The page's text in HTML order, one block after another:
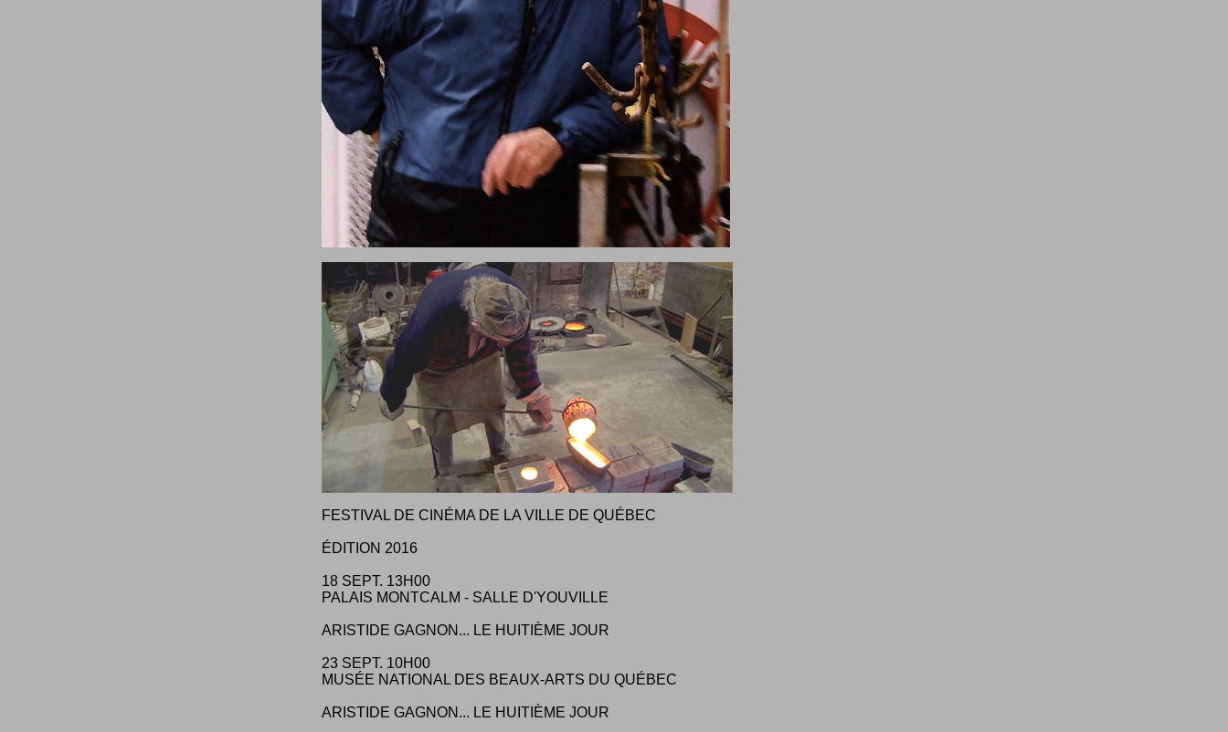
FESTIVAL DE CINÉMA DE LA VILLE DE QUÉBEC
ÉDITION 2016
18 SEPT. 13H00
PALAIS MONTCALM - SALLE D'YOUVILLE
ARISTIDE GAGNON... LE HUITIÈME JOUR
23 SEPT. 10H00
MUSÉE NATIONAL DES BEAUX-ARTS DU QUÉBEC
ARISTIDE GAGNON... LE HUITIÈME JOUR